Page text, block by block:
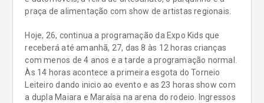
praça de alimentação com show de artistas regionais.
Hoje, 26, continua a programação da Expo Kids que
receberá até amanhã, 27, das 8 às 12 horas crianças
com menos de 4 anos e a tarde a programação normal.
Às 14 horas acontece a primeira esgota do Torneio
Leiteiro dando inicio ao evento e as 23 horas show com
a dupla Maiara e Maraísa na arena do rodeio. Ingressos